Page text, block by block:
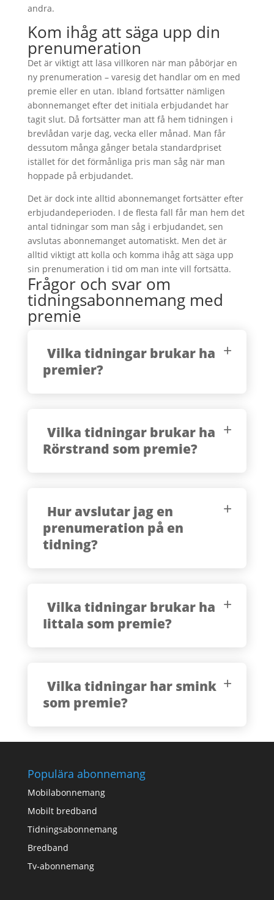
andra.
Kom ihåg att säga upp din
prenumeration
Det är viktigt att läsa villkoren när man påbörjar en
ny prenumeration – varesig det handlar om en med
premie eller en utan. Ibland fortsätter nämligen
abonnemanget efter det initiala erbjudandet har
tagit slut. Då fortsätter man att få hem tidningen i
brevlådan varje dag, vecka eller månad. Man får
dessutom många gånger betala standardpriset
istället för det förmånliga pris man såg när man
hoppade på erbjudandet.
Det är dock inte alltid abonnemanget fortsätter efter
erbjudandeperioden. I de flesta fall får man hem det
antal tidningar som man såg i erbjudandet, sen
avslutas abonnemanget automatiskt. Men det är
alltid viktigt att kolla och komma ihåg att säga upp
sin prenumeration i tid om man inte vill fortsätta.
Frågor och svar om
tidningsabonnemang med
premie
Vilka tidningar brukar ha
premier?
Vilka tidningar brukar ha
Rörstrand som premie?
Hur avslutar jag en
prenumeration på en
tidning?
Vilka tidningar brukar ha
Iittala som premie?
Vilka tidningar har smink
som premie?
Populära abonnemang
Mobilabonnemang
Mobilt bredband
Tidningsabonnemang
Bredband
Tv-abonnemang